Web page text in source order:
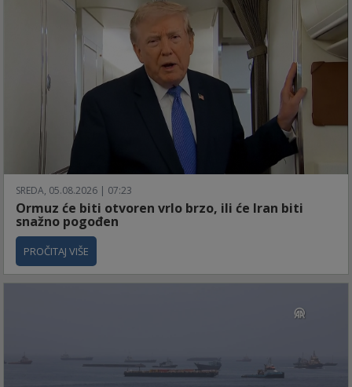
SREDA, 05.08.2026 | 07:23
Ormuz će biti otvoren vrlo brzo, ili će Iran biti
snažno pogođen
PROČITAJ VIŠE